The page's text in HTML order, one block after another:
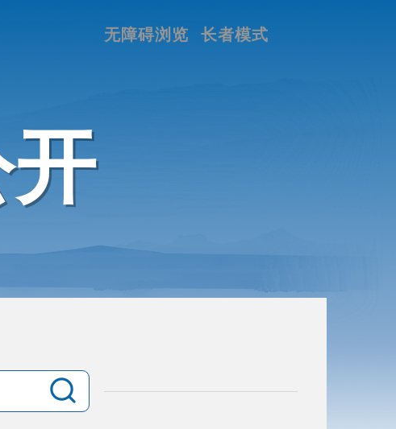
长者模式
无障碍浏览